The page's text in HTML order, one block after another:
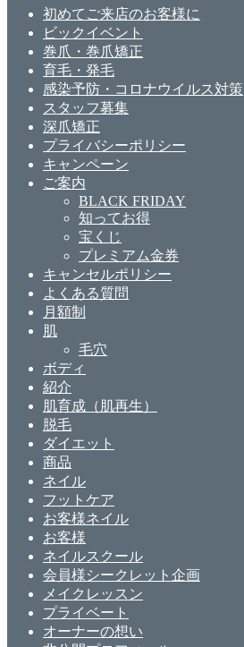
初めてご来店のお客様に
ビックイベント
巻爪・巻爪矯正
育毛・発毛
感染予防・コロナウイルス対策
スタッフ募集
深爪矯正
プライバシーポリシー
キャンペーン
ご案内
BLACK FRIDAY
知ってお得
宝くじ
プレミアム金券
キャンセルポリシー
よくある質問
月額制
肌
毛穴
ボディ
紹介
肌育成（肌再生）
脱毛
ダイエット
商品
ネイル
フットケア
お客様ネイル
お客様
ネイルスクール
会員様シークレット企画
メイクレッスン
プライベート
オーナーの想い